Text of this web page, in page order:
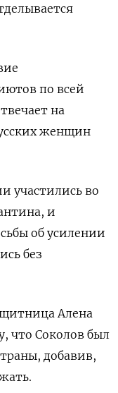
по всей
на
женщин
участились во
и
об усилении
без
Алена
что Соколов был
добавив,